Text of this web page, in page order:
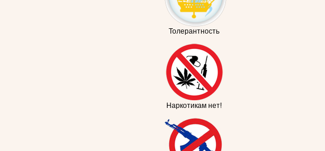
Толерантность
Наркотикам нет!